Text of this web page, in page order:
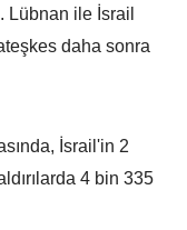
Lübnan ile İsrail
daha sonra
İsrail'in 2
4 bin 335